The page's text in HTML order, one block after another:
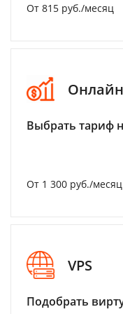
От 815 руб./месяц
Выбрать тариф
От 1 300 руб./месяц
VPS
Подобрать